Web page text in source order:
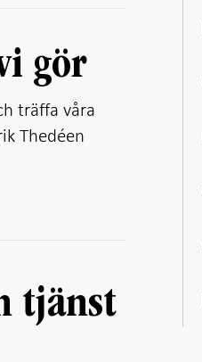
gör
träffa våra
Thedéen
tjänst